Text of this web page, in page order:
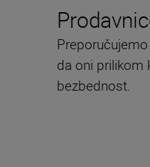
da oni prilikom
bezbednost.